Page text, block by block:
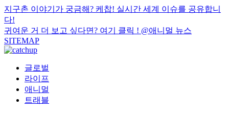
지구촌 이야기가 궁금해? 케찹! 실시간 세계 이슈를 공유합니
다!
귀여운 거 더 보고 싶다면? 여기 클릭 ! @애니멀 뉴스
SITEMAP
글로벌
라이프
애니멀
트래블